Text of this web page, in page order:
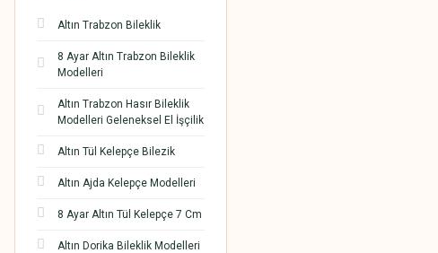
Altın Trabzon Bileklik
8 Ayar Altın Trabzon Bileklik
Modelleri
Altın Trabzon Hasır Bileklik
Modelleri Geleneksel El İşçilik
Altın Tül Kelepçe Bilezik
Altın Ajda Kelepçe Modelleri
8 Ayar Altın Tül Kelepçe 7 Cm
Altın Dorika Bileklik Modelleri